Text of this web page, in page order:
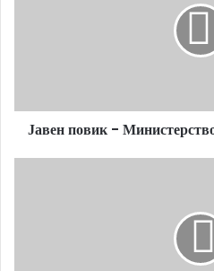
Јавен повик -